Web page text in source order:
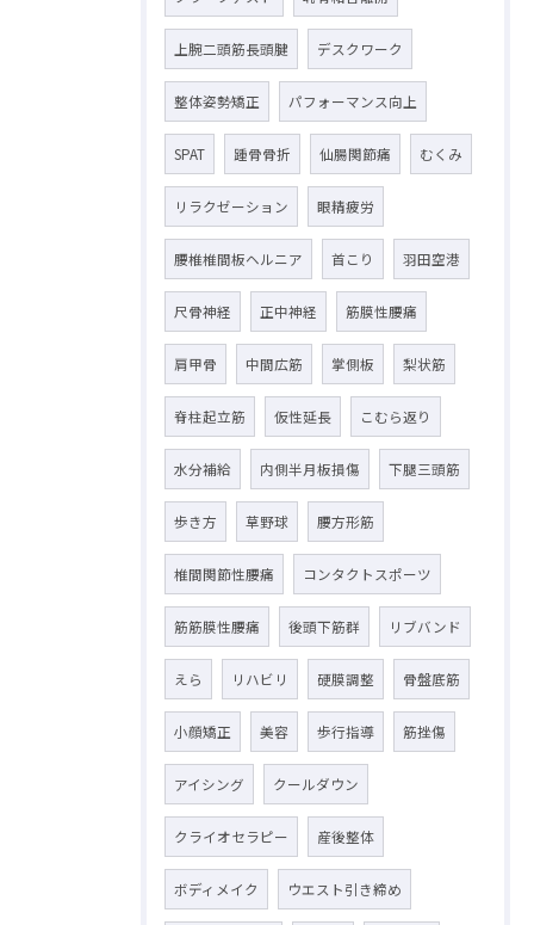
上腕二頭筋長頭腱 デスクワーク
整体姿勢矯正 パフォーマンス向上
SPAT 踵骨骨折 仙腸関節痛 むくみ
リラクゼーション 眼精疲労
腰椎椎間板ヘルニア 首こり 羽田空港
尺骨神経 正中神経 筋膜性腰痛
肩甲骨 中間広筋 掌側板 梨状筋
脊柱起立筋 仮性延長 こむら返り
水分補給 内側半月板損傷 下腿三頭筋
歩き方 草野球 腰方形筋
椎間関節性腰痛 コンタクトスポーツ
筋筋膜性腰痛 後頭下筋群 リブバンド
えら リハビリ 硬膜調整 骨盤底筋
小顔矯正 美容 歩行指導 筋挫傷
アイシング クールダウン
クライオセラピー 産後整体
ボディメイク ウエスト引き締め